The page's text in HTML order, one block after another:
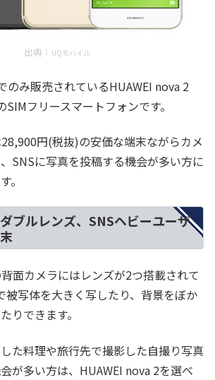
出典： UQモバイル
のみ販売されているHUAWEI nova 2
フリースマートフォンです。
円(税抜)の安価な端末ながらカメ
SNSに写真を投稿する機会が多い方に
。
ブルレンズ、SNSヘビーユーザ
面カメラにはレンズが2つ搭載されて
被写体を大きく写したり、背景をぼか
りできます。
た料理や旅行先で撮影した自撮り写真
が多い方は、HUAWEI nova 2を選べ